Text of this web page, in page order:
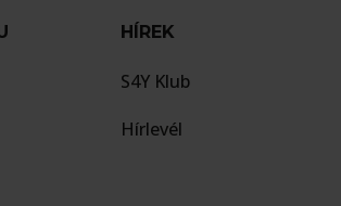
HÍREK
S4Y Klub
Hírlevél